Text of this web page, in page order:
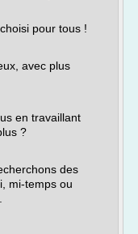
pour tous !
avec plus
en travaillant
?
des
mi-temps ou